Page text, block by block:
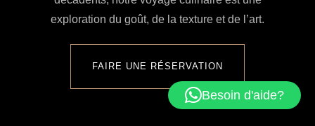
exploration du goût, de la texture et de l’art.
FAIRE UNE RÉSERVATION
Besoin d'aide?